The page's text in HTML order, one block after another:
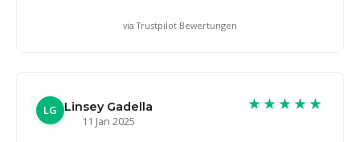
via Trustpilot Bewertungen
LG
Linsey Gadella
11 Jan 2025
★★★★★